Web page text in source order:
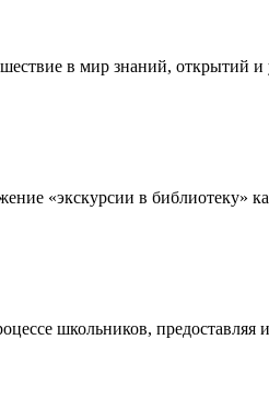
в мир знаний, открытий и
«экскурсии в библиотеку»
школьников,